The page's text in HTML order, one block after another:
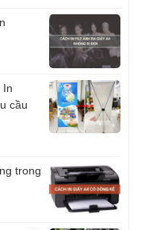
In
cầu
trong